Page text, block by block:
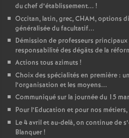
du chef d’établissement... !
Occitan, latin, grec, CHAM, options
généralisée du facultatif...
Démission de professeurs
responsabilité des dégâts de la
Actions tous azimuts !
Choix des spécialités en première :
l’organisation et les moyens...
Communiqué sur la journée du 15
Pour l’Education et pour nos métiers,
Le 4 avril et au-delà, on continue de
Blanquer!